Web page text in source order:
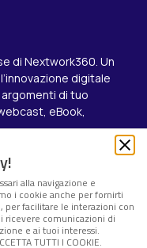
di Nextwork360. Un
digitale
di tuo
eBook,
alla navigazione e
i cookie anche per fornirti
per facilitare le interazioni con
ricevere comunicazioni di
e ai tuoi interessi.
TUTTI I COOKIE.